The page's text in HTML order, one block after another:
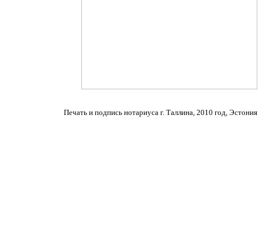
Печать и подпись нотариуса г. Таллина, 2010 год, Эстония